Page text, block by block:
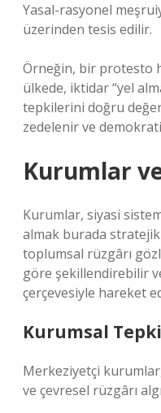
Yasal-rasyonel
üzerinden tesis edilir.
Örneğin, bir protesto
ülkede, iktidar “yel
tepkilerini doğru
zedelenir ve
Kurumlar
Kurumlar, siyasi
almak burada
toplumsal rüzgârı
göre şekillendirebilir
çerçevesiyle hareket
Kurumsal
Merkeziyetçi
ve çevresel rüzgârı